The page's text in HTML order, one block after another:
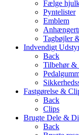
Fælge
Pyntelister
Emblem
Tagbøjler
Indvendigt
Back
Tilbehør &
Fastgørelse &
Back
Clips
Brugte Dele &
Back